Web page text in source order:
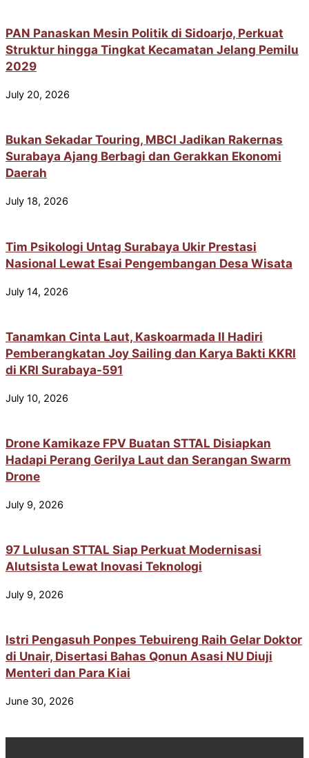
PAN Panaskan Mesin Politik di Sidoarjo, Perkuat
Struktur hingga Tingkat Kecamatan Jelang Pemilu
2029
July 20, 2026
Bukan Sekadar Touring, MBCI Jadikan Rakernas
Surabaya Ajang Berbagi dan Gerakkan Ekonomi
Daerah
July 18, 2026
Tim Psikologi Untag Surabaya Ukir Prestasi
Nasional Lewat Esai Pengembangan Desa Wisata
July 14, 2026
Tanamkan Cinta Laut, Kaskoarmada II Hadiri
Pemberangkatan Joy Sailing dan Karya Bakti KKRI
di KRI Surabaya-591
July 10, 2026
Drone Kamikaze FPV Buatan STTAL Disiapkan
Hadapi Perang Gerilya Laut dan Serangan Swarm
Drone
July 9, 2026
97 Lulusan STTAL Siap Perkuat Modernisasi
Alutsista Lewat Inovasi Teknologi
July 9, 2026
Istri Pengasuh Ponpes Tebuireng Raih Gelar Doktor
di Unair, Disertasi Bahas Qonun Asasi NU Diuji
Menteri dan Para Kiai
June 30, 2026